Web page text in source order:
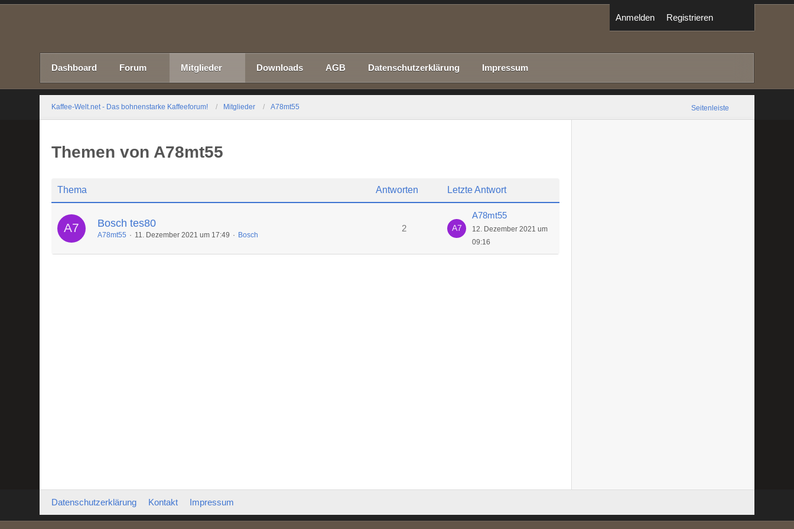
Anmelden Registrieren
Dashboard Forum Mitglieder Downloads AGB Datenschutzerklärung Impressum
Kaffee-Welt.net - Das bohnenstarke Kaffeeforum! Mitglieder A78mt55 Seitenleiste
Themen von A78mt55
Thema Antworten Letzte Antwort
Bosch tes80
A78mt55 11. Dezember 2021 um 17:49 Bosch
2
A78mt55
12. Dezember 2021 um
09:16
Datenschutzerklärung Kontakt Impressum